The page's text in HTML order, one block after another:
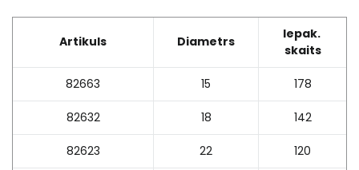
Artikuls Diametrs
Iepak.
skaits
82663 15 178
82632 18 142
82623 22 120